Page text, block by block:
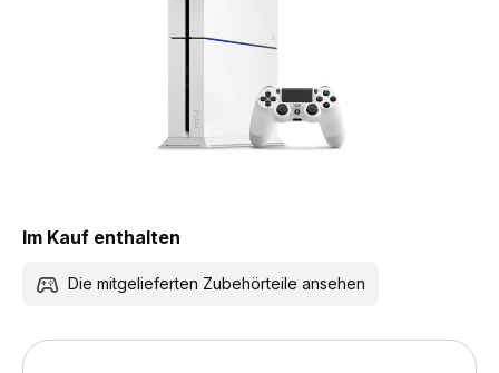
Im Kauf enthalten
Die mitgelieferten Zubehörteile ansehen